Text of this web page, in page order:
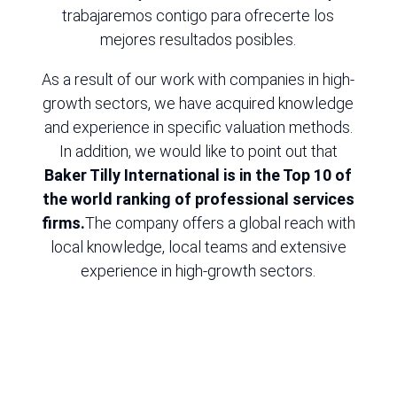
trabajaremos contigo para ofrecerte los
mejores resultados posibles.
As a result of our work with companies in high-
growth sectors, we have acquired knowledge
and experience in specific valuation methods.
In addition, we would like to point out that
Baker Tilly International is in the Top 10 of
the world ranking of professional services
firms.The company offers a global reach with
local knowledge, local teams and extensive
experience in high-growth sectors.